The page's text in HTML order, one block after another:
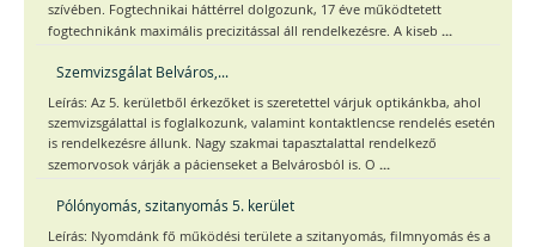
szívében. Fogtechnikai háttérrel dolgozunk, 17 éve működtetett
fogtechnikánk maximális precizitással áll rendelkezésre. A kiseb ...
Szemvizsgálat Belváros,...
Leírás: Az 5. kerületből érkezőket is szeretettel várjuk optikánkba, ahol
szemvizsgálattal is foglalkozunk, valamint kontaktlencse rendelés esetén
is rendelkezésre állunk. Nagy szakmai tapasztalattal rendelkező
szemorvosok várják a pácienseket a Belvárosból is. O ...
Pólónyomás, szitanyomás 5. kerület
Leírás: Nyomdánk fő működési területe a szitanyomás, filmnyomás és a